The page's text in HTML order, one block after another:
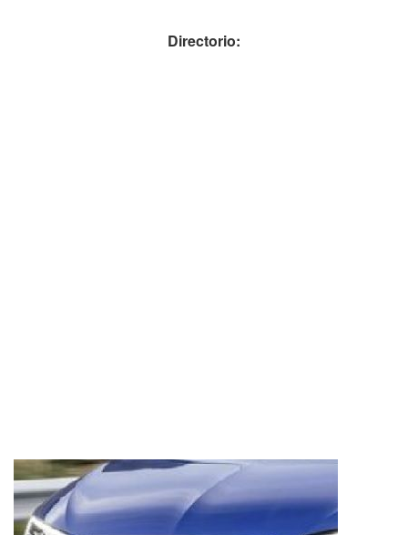
Directorio: